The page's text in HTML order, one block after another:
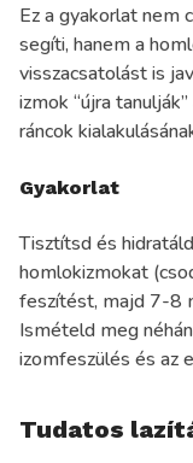
Ez a gyakorlat nem
segíti, hanem a
visszacsatolást is
izmok “újra
ráncok
Gyakorlat
Tisztítsd és
homlokizmokat
feszítést, majd 7-8
Ismételd meg
izomfeszülés és az
Tudatos